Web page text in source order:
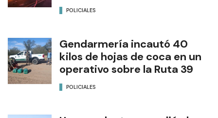
POLICIALES
Gendarmería incautó 40
kilos de hojas de coca en un
operativo sobre la Ruta 39
POLICIALES